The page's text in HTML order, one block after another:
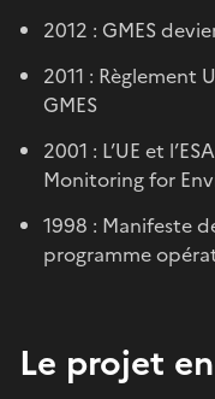
2012 : GMES
2011 : Règlement
GMES
2001 : L’UE et
Monitoring for
1998 : Manifeste
programme
Le projet